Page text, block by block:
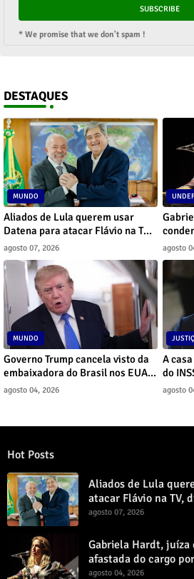
* We promise that we don't spam !
DESTAQUES
MUNDO
Aliados de Lula querem usar
Datena para atacar Flávio na TV,
diz jornal
agosto 07, 2026
cargo
agosto
MUNDO
Governo Trump cancela visto da
embaixadora do Brasil nos EUA e
amplia crise diplomática
agosto 04, 2026
A
do
agosto
Hot Posts
Aliados de Lula
atacar Flávio na TV,
agosto 07, 2026
Gabriela Hardt, juíza
afastada do cargo
agosto 04, 2026